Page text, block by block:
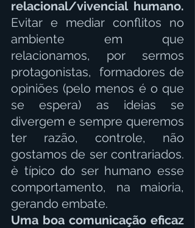
Evitar e mediar conflitos no
ambiente em que
relacionamos, por sermos
protagonistas,  formadores de
opiniões (pelo menos é o que
se espera) as ideias se
divergem e sempre queremos
ter razão, controle, não
gostamos de ser contrariados.
è típico do ser humano esse
comportamento, na maioria,
gerando embate.
Uma boa comunicação eficaz